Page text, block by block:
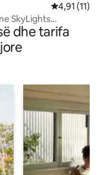
Vlerësimi
4,91 (11)
SkyLights
dhe tarifa